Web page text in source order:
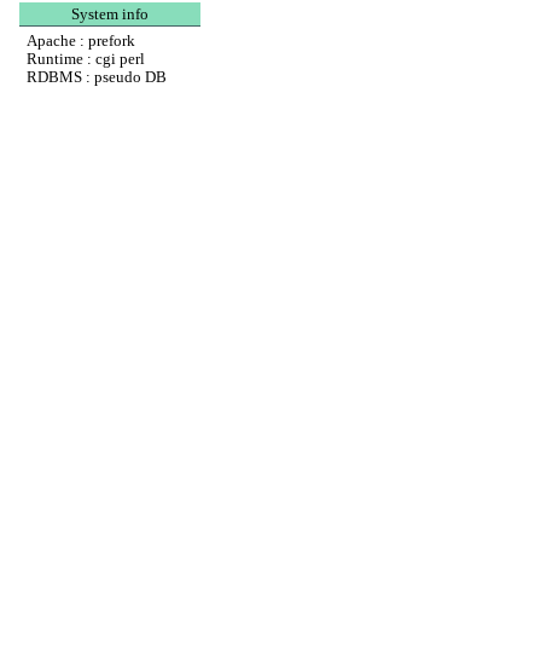
System info
Apache : prefork
Runtime : cgi perl
RDBMS : pseudo DB